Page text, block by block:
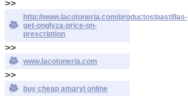
>>
http://www.lacotoneria.com/productos/pastillas-
get-onglyza-price-on-
prescription
>>
www.lacotoneria.com
>>
buy cheap amaryl online